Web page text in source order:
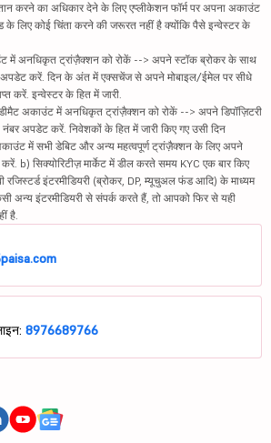
करने का अधिकार देने के लिए एप्लीकेशन फॉर्म पर अपना अकाउंट
के लिए कोई चिंता करने की जरूरत नहीं है क्योंकि पैसे इन्वेस्टर के
अनधिकृत ट्रांज़ैक्शन को रोकें --> अपने स्टॉक ब्रोकर के साथ
करें. दिन के अंत में एक्सचेंज से अपने मोबाइल/ईमेल पर सीधे
करें. इन्वेस्टर के हित में जारी.
अकाउंट में अनधिकृत ट्रांज़ैक्शन को रोकें --> अपने डिपॉज़िटरी
नंबर अपडेट करें. निवेशकों के हित में जारी किए गए उसी दिन
में सभी डेबिट और अन्य महत्वपूर्ण ट्रांज़ैक्शन के लिए अपने
करें. b) सिक्योरिटीज़ मार्केट में डील करते समय KYC एक बार किए
रजिस्टर्ड इंटरमीडियरी (ब्रोकर, DP, म्यूचुअल फंड आदि) के माध्यम
अन्य इंटरमीडियरी से संपर्क करते हैं, तो आपको फिर से यही
है.
8976689766